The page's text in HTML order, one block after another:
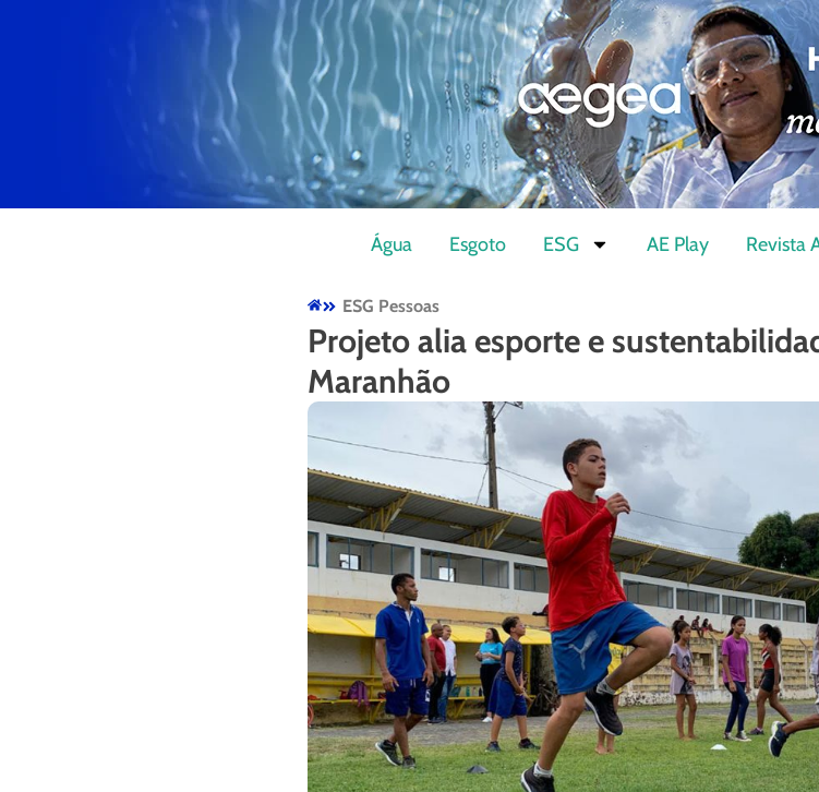
Água Esgoto ESG AE Play Revista
ESG Pessoas
Projeto alia esporte e
Maranhão